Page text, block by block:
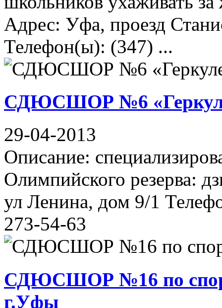
Адрес: Уфа, проезд
Телефон(ы): (347) ...
СДЮСШОР №6
29-04-2013
Описание:
Олимпийского резерва:
ул Ленина, дом 9/1
273-54-63
СДЮСШОР №16 по
г.Уфы